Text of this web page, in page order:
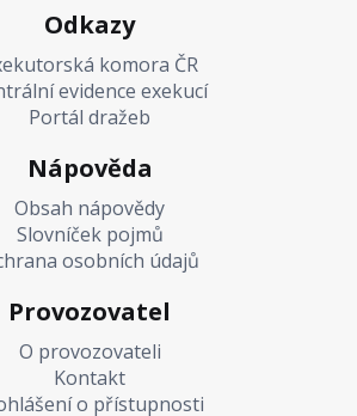
Odkazy
komora ČR
evidence exekucí
Portál dražeb
Nápověda
Obsah nápovědy
Slovníček pojmů
osobních údajů
Provozovatel
O provozovateli
Kontakt
o přístupnosti